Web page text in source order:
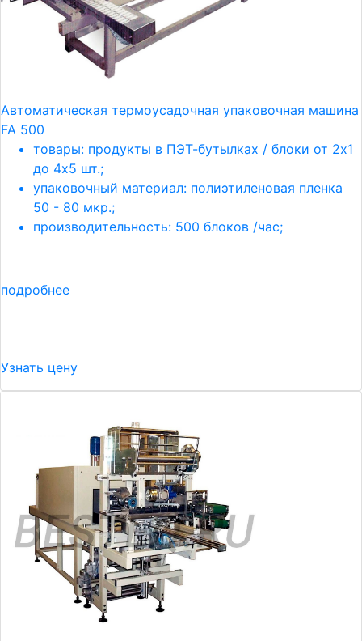
Автоматическая термоусадочная упаковочная машина
FA 500
товары: продукты в ПЭТ-бутылках / блоки от 2х1
до 4х5 шт.;
упаковочный материал: полиэтиленовая пленка
50 - 80 мкр.;
производительность: 500 блоков /час;
подробнее
Узнать цену